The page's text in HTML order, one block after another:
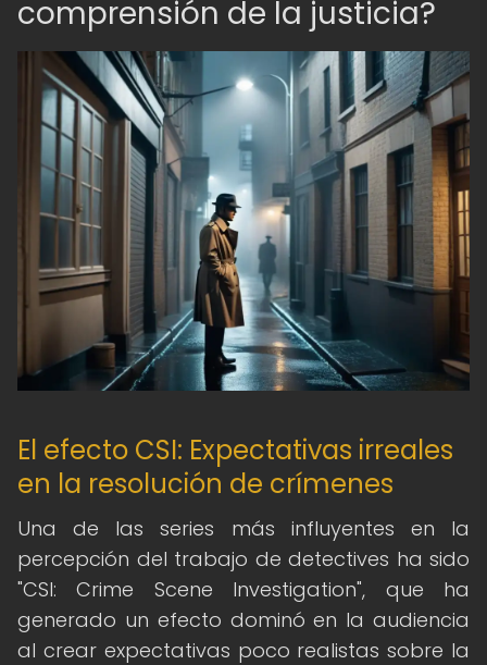
comprensión de la justicia?
El efecto CSI: Expectativas irreales
en la resolución de crímenes
Una de las series más influyentes en la
percepción del trabajo de detectives ha sido
"CSI: Crime Scene Investigation", que ha
generado un efecto dominó en la audiencia
al crear expectativas poco realistas sobre la